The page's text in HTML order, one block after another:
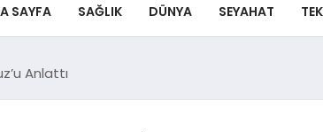
SAYFA SAĞLIK DÜNYA SEYAHAT
Anlattı